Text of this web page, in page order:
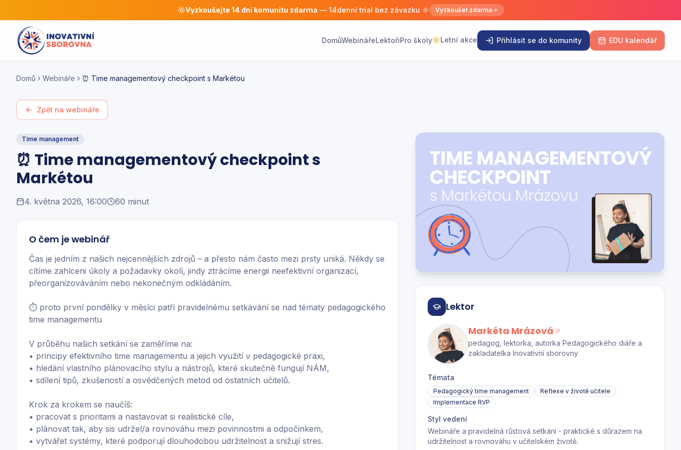
Vyzkoušejte 14 dní komunitu zdarma — 14denní trial bez závazku 🌞 Vyzkoušet zdarma
DomůWebinářeLektořiPro školy Letní akce Přihlásit se do komunity EDU kalendář
Domů Webináře ⏰ Time managementový checkpoint s Markétou
Zpět na webináře
Time management
⏰ Time managementový checkpoint s
Markétou
4. května 2026, 16:00 60 minut
O čem je webinář
Čas je jedním z našich nejcennějších zdrojů – a přesto nám často mezi prsty uniká. Někdy se
cítíme zahlceni úkoly a požadavky okolí, jindy ztrácíme energii neefektivní organizací,
přeorganizováváním nebo nekonečným odkládáním.
⏱️ proto první pondělky v měsíci patří pravidelnému setkávání se nad tématy pedagogického
time managementu
V průběhu našich setkání se zaměříme na:
• principy efektivního time managementu a jejich využití v pedagogické praxi,
• hledání vlastního plánovacího stylu a nástrojů, které skutečně fungují NÁM,
• sdílení tipů, zkušeností a osvědčených metod od ostatních učitelů.
Krok za krokem se naučíš:
• pracovat s prioritami a nastavovat si realistické cíle,
• plánovat tak, aby sis udržel/a rovnováhu mezi povinnostmi a odpočinkem,
• vytvářet systémy, které podporují dlouhodobou udržitelnost a snižují stres.
Lektor
Markéta Mrázová
pedagog, lektorka, autorka Pedagogického diáře a
zakladatelka Inovativní sborovny
Témata
Pedagogický time management
Reflexe v životě učitele
Implementace RVP
Styl vedení
Webináře a pravidelná růstová setkání - praktické s důrazem na
udržitelnost a rovnováhu v učitelském životě.